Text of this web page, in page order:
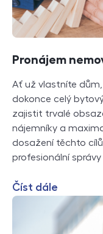
Pronájem
Ať už vlastníte
dokonce celý
zajistit trvalé
nájemníky a
dosažení těchto
profesionální
Číst dále